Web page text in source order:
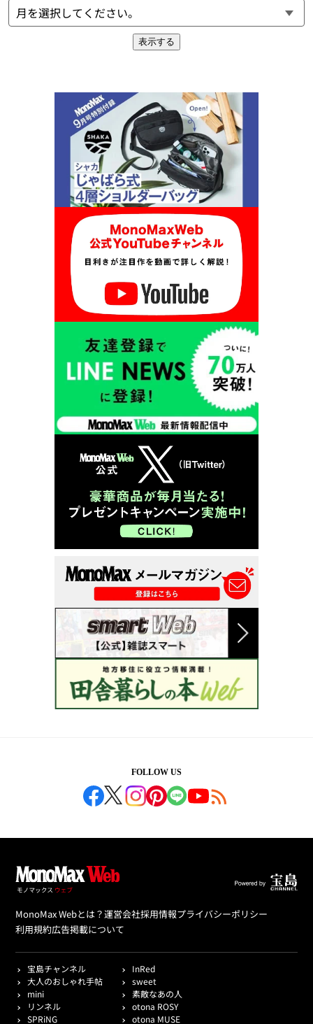
表示する
FOLLOW US
MonoMax Webとは？運営会社採用情報プライバシーポリシー
利用規約広告掲載について
宝島チャンネル
InRed
大人のおしゃれ手帖
sweet
mini
素敵なあの人
リンネル
otona ROSY
SPRiNG
otona MUSE